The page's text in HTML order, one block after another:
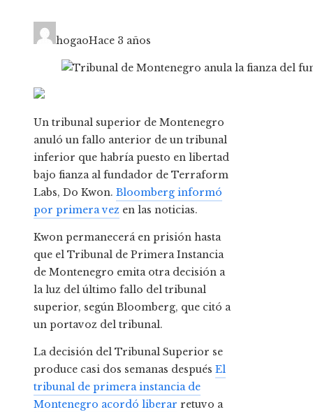
hogaoHace 3 años
Un tribunal superior de Montenegro
anuló un fallo anterior de un tribunal
inferior que habría puesto en libertad
bajo fianza al fundador de Terraform
Labs, Do Kwon. Bloomberg informó
por primera vez en las noticias.
Kwon permanecerá en prisión hasta
que el Tribunal de Primera Instancia
de Montenegro emita otra decisión a
la luz del último fallo del tribunal
superior, según Bloomberg, que citó a
un portavoz del tribunal.
La decisión del Tribunal Superior se
produce casi dos semanas después El
tribunal de primera instancia de
Montenegro acordó liberar retuvo a